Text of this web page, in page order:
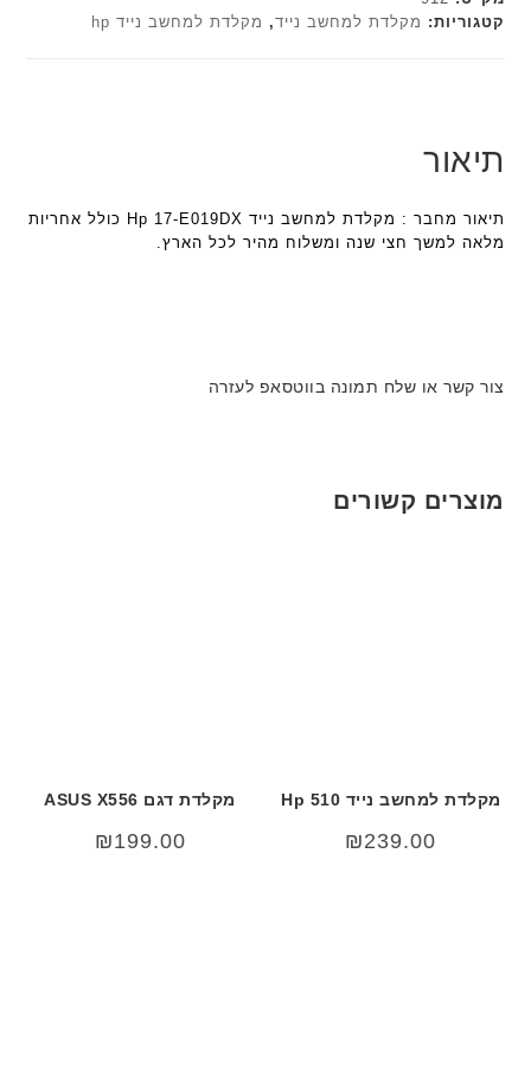
קטגוריות: מקלדת למחשב נייד, מקלדת למחשב נייד hp
תיאור
תיאור מחבר : מקלדת למחשב נייד Hp 17-E019DX כולל אחריות
מלאה למשך חצי שנה ומשלוח מהיר לכל הארץ.
צור קשר או שלח תמונה בווטסאפ לעזרה
מוצרים קשורים
מקלדת למחשב נייד Hp 510
₪239.00
מקלדת דגם ASUS X556
₪199.00